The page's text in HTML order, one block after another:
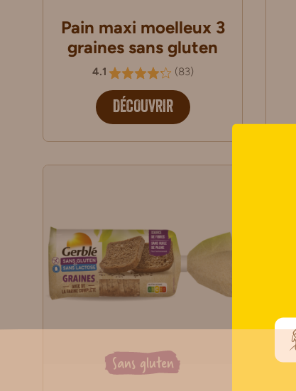
Pain maxi moelleux 3
graines sans gluten
4.1 (83)
DÉCOUVRIR
Sans gluten